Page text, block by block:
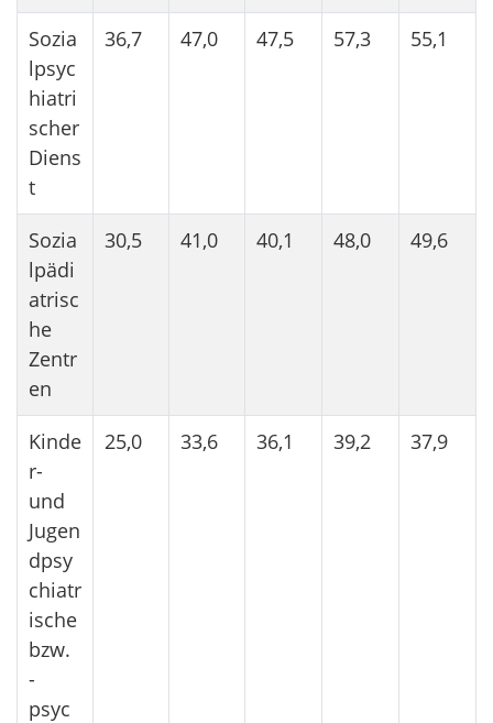
Sozia
lpsyc
hiatri
scher
Diens
t
36,7 47,0 47,5 57,3 55,1
Sozia
lpädi
atrisc
he
Zentr
en
30,5 41,0 40,1 48,0 49,6
Kinde
r-
und
Jugen
dpsy
chiatr
ische
bzw.
-
psyc
25,0 33,6 36,1 39,2 37,9